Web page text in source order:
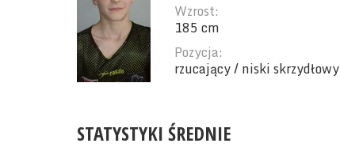
Wzrost:
185 cm
Pozycja:
rzucający / niski skrzydłowy
STATYSTYKI ŚREDNIE